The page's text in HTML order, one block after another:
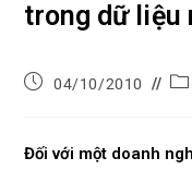
trong dữ liệu
04/10/2010
Đối với một doanh